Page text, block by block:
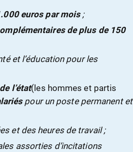
euros par mois;
de plus de 150
et l’éducation pour les
l’état(les hommes et partis
pour un poste permanent et
et des heures de travail ;
assorties d’incitations